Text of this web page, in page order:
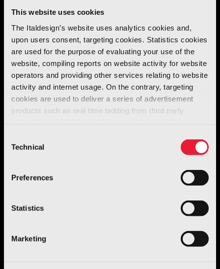
This website uses cookies
The Italdesign’s website uses analytics cookies and,
upon users consent, targeting cookies. Statistics cookies
are used for the purpose of evaluating your use of the
website, compiling reports on website activity for website
operators and providing other services relating to website
activity and internet usage. On the contrary, targeting
cookies are used to deliver a series of advertisement
products such as real time bidding from third party
Selection
Technical
Preferences
Statistics
Marketing
l’apprezzamento del pubblico.
Questogrande SUVè subito diventato il
modello di punta di SsangYong.
Ildesignsi basava sullapiattaforma della
Mercedes Classe M , disponibile nelle versioni
a 5 o 7 porte.
sono state introdotte
nel 2004 e nel 2006.